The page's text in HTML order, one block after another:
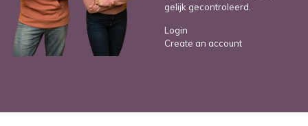
gelijk gecontroleerd.
Login
Create an account